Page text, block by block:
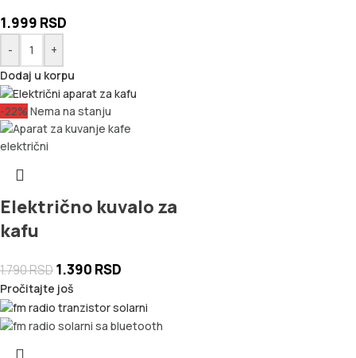
1.999 RSD
-
+
Dodaj u korpu
-22% Nema na stanju
Električno kuvalo za
kafu
1.790RSD1.390 RSD
Pročitajte još